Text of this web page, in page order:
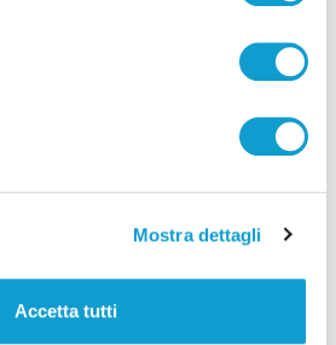
Mostra dettagli
Accetta tutti